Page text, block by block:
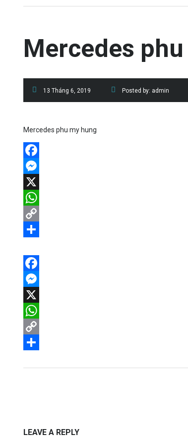
Mercedes
13 Tháng 6, 2019 Posted by: admin
Mercedes phu my hung
Facebook
Messenger
X
WhatsApp
Copy
Facebook
Messenger
X
WhatsApp
Copy
LEAVE A REPLY